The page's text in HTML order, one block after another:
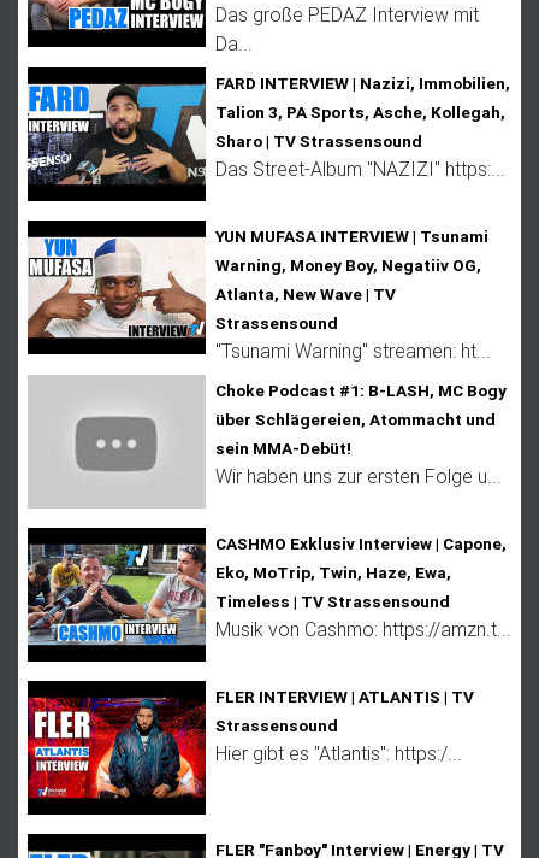
Das große PEDAZ Interview mit
Da...
FARD INTERVIEW | Nazizi, Immobilien,
Talion 3, PA Sports, Asche, Kollegah,
Sharo | TV Strassensound
Das Street-Album "NAZIZI" https:...
YUN MUFASA INTERVIEW | Tsunami
Warning, Money Boy, Negatiiv OG,
Atlanta, New Wave | TV
Strassensound
''Tsunami Warning'' streamen: ht...
Choke Podcast #1: B-LASH, MC Bogy
über Schlägereien, Atommacht und
sein MMA-Debüt!
Wir haben uns zur ersten Folge u...
CASHMO Exklusiv Interview | Capone,
Eko, MoTrip, Twin, Haze, Ewa,
Timeless | TV Strassensound
Musik von Cashmo: https://amzn.t...
FLER INTERVIEW | ATLANTIS | TV
Strassensound
Hier gibt es "Atlantis": https:/...
FLER "Fanboy" Interview | Energy | TV